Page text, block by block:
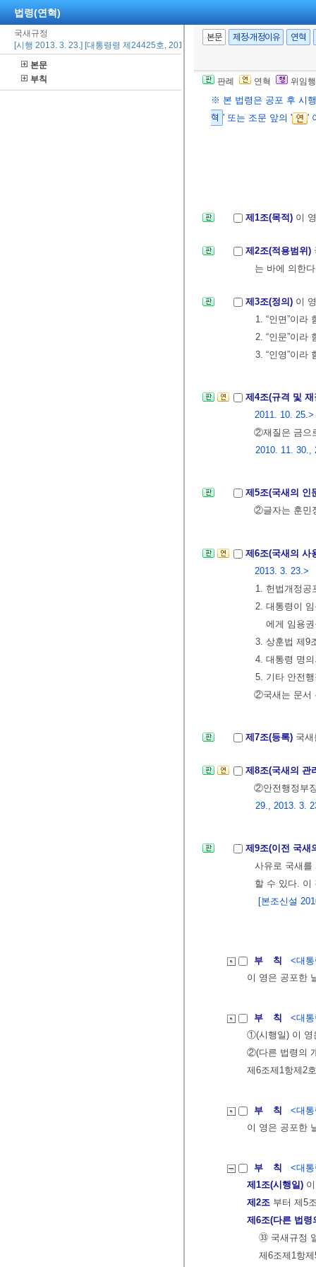
법령(연혁)
국새규정
[시행 2013. 3. 23.] [대통령령 제24425호, 2013. 3. 23., 타법개정]
본문
부칙
본문 제정·개정이유 연혁
판례 연혁 위임
※ 본 법령은 공포 후 시
혁 ' 또는 조문 앞의 ' '
제1조(목적) 이
제2조(적용범위)
는 바에 의한
제3조(정의) 이
1. “인면”이라
2. “인문”이라
3. “인영”이라
제4조(규격 및
2011. 10. 25.>
②재질은 금으
2010. 11. 30.,
제5조(국새의 인
②글자는 훈민
제6조(국새의 사
2013. 3. 23.>
1. 헌법개정공
2. 대통령이
에게 임용
3. 상훈법 제9
4. 대통령 명
5. 기타 안전
②국새는 문서
제7조(등록) 국
제8조(국새의 관
②안전행정부
29., 2013. 3.
제9조(이전 국새
사유로 국새를
할 수 있다. 이
[본조신설
부 칙
<대
이 영은 공포한
부 칙
<대
①(시행일) 이 영
②(다른 법령의
제6조제1항제2
부 칙
<대
이 영은 공포한
부 칙
<대
제1조(시행일)
제2조 부터 제5
제6조(다른 법령
㉝ 국새규정
제6조제1항